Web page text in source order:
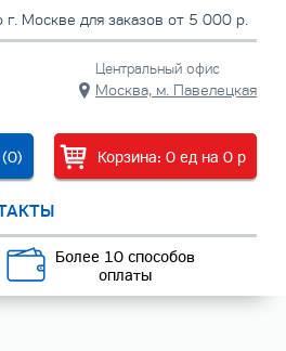
г. Москве для заказов от 5 000 р.
Центральный офис
Москва, м. Павелецкая
Корзина: 0 ед на 0 p
0)
Более 10 способов
оплаты